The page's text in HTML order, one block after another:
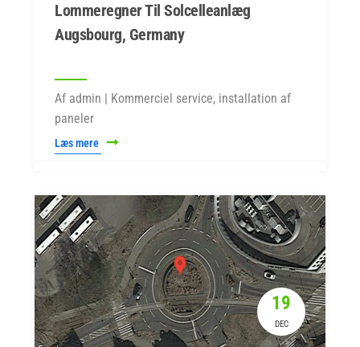
Lommeregner Til Solcelleanlæg
Augsbourg, Germany
Af admin | Kommerciel service, installation af
paneler
Læs mere
19
DEC